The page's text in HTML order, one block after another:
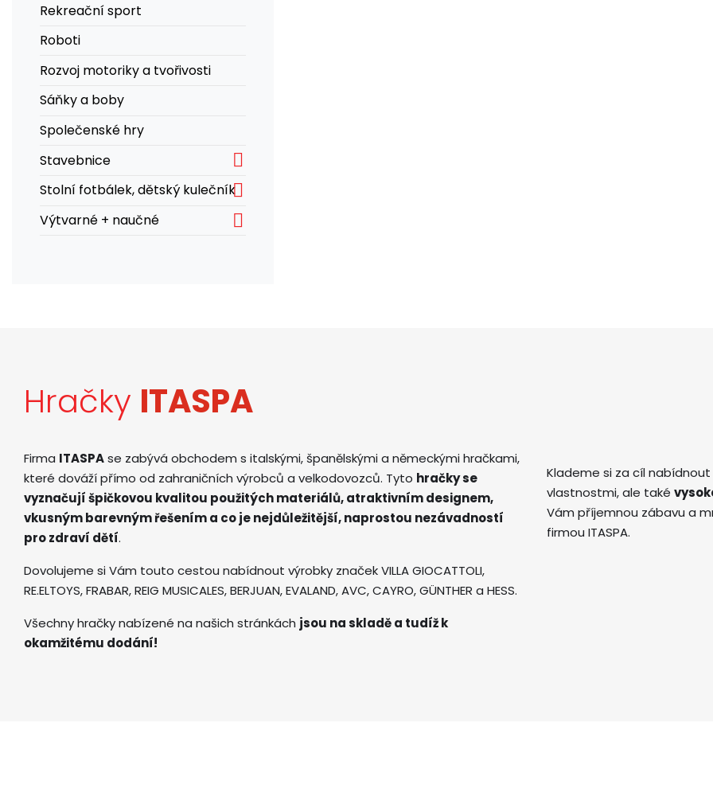
Rekreační sport
Roboti
Rozvoj motoriky a tvořivosti
Sáňky a boby
Společenské hry
Stavebnice

Stolní fotbálek, dětský kulečník
Výtvarné + naučné 
Hračky ITASPA
Firma ITASPAse zabývá obchodem s italskými, španělskými a německými hračkami,
které dováží přímo od zahraničních výrobců a velkodovozců. Tyto hračky se
vyznačují špičkovou kvalitou použitých materiálů, atraktivním designem,
vkusným barevným řešením a co je nejdůležitější, naprostou nezávadností
pro zdraví dětí.
Dovolujeme si Vám touto cestou nabídnout výrobky značek VILLA GIOCATTOLI,
RE.ELTOYS, FRABAR, REIG MUSICALES, BERJUAN, EVALAND, AVC, CAYRO, GÜNTHER a HESS.
Všechny hračky nabízené na našich stránkách jsou na skladě a tudíž k
okamžitému dodání!
Klademe si za cíl
vlastnostmi, ale také
Vám příjemnou zábavu a
firmou ITASPA.